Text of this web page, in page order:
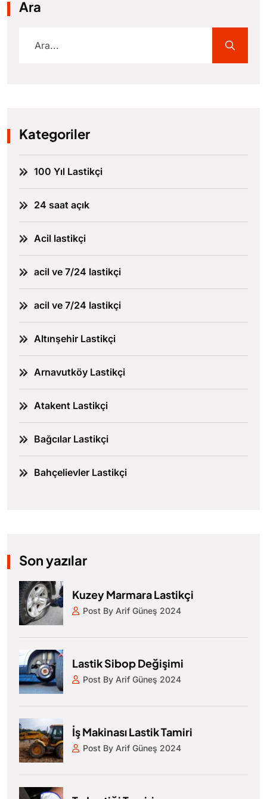
Ara
Kategoriler
100 Yıl Lastikçi
24 saat açık
Acil lastikçi
acil ve 7/24 lastikçi
acil ve 7/24 lastikçi
Altınşehir Lastikçi
Arnavutköy Lastikçi
Atakent Lastikçi
Bağcılar Lastikçi
Bahçelievler Lastikçi
Son yazılar
Kuzey Marmara Lastikçi
Post By Arif Güneş 2024
Lastik Sibop Değişimi
Post By Arif Güneş 2024
İş Makinası Lastik Tamiri
Post By Arif Güneş 2024